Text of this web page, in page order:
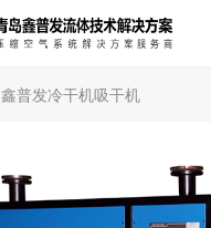
鑫普发冷干机吸干机